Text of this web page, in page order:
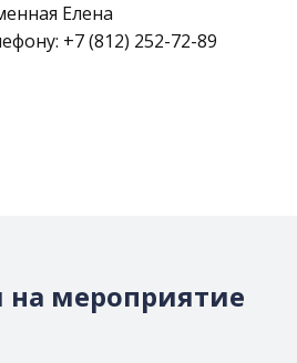
Елена
+7 (812) 252-72-89
на мероприятие